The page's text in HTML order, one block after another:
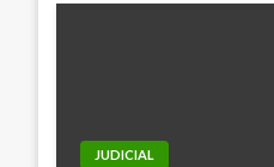
JUDICIAL